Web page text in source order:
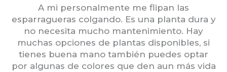
A mi personalmente me flipan las
esparragueras colgando. Es una planta dura y
no necesita mucho mantenimiento. Hay
muchas opciones de plantas disponibles, si
tienes buena mano también puedes optar
por algunas de colores que den aun más vida